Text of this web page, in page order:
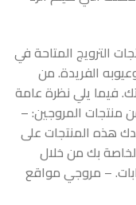
الترويج المتاحة في
الفريدة. من
فيما يلي نظرة عامة
منتجات المروجين: –
هذه المنتجات على
بك من خلال
– مروجي مواقع